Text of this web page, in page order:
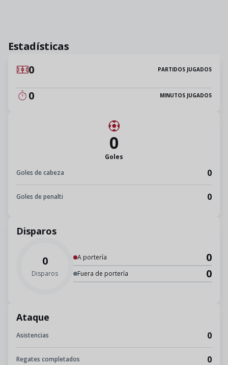
Estadísticas
0
PARTIDOS JUGADOS
0 MINUTOS JUGADOS
0
Goles
Goles de cabeza
0
Goles de penalti 0
Disparos
0
Disparos
A portería 0
Fuera de portería 0
Ataque
Asistencias 0
Regates completados 0